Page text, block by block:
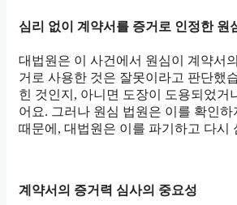
심리 없이 계약서를 증거로 인정한 원
대법원은 이 사건에서 원심이 계약서
거로 사용한 것은 잘못이라고 판단했
힌 것인지, 아니면 도장이 도용되었거
어요. 그러나 원심 법원은 이를 확인
때문에, 대법원은 이를 파기하고 다시
계약서의 증거력 심사의 중요성